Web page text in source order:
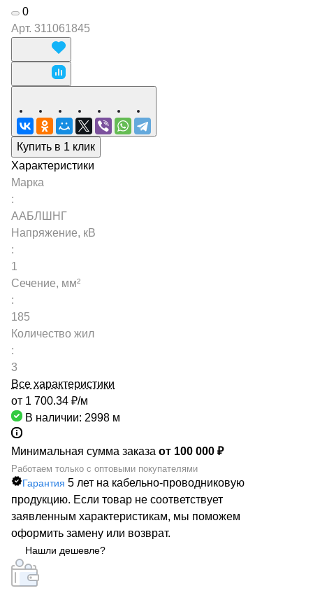
0
Арт. 311061845
Купить в 1 клик
Характеристики
Марка
:
ААБЛШНГ
Напряжение, кВ
:
1
Сечение, мм²
:
185
Количество жил
:
3
Все характеристики
от 1 700.34 ₽/м
В наличии: 2998 м
Минимальная сумма заказа от 100 000 ₽
Работаем только с оптовыми покупателями
Гарантия 5 лет на кабельно-проводниковую
продукцию. Если товар не соответствует
заявленным характеристикам, мы поможем
оформить замену или возврат.
Нашли дешевле?